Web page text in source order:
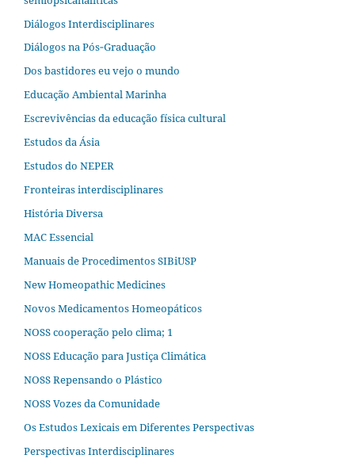
Diálogos Interdisciplinares
Diálogos na Pós‐Graduação
Dos bastidores eu vejo o mundo
Educação Ambiental Marinha
Escrevivências da educação física cultural
Estudos da Ásia​
Estudos do NEPER
Fronteiras interdisciplinares
História Diversa
MAC Essencial
Manuais de Procedimentos SIBiUSP
New Homeopathic Medicines
Novos Medicamentos Homeopáticos
NOSS cooperação pelo clima; 1
NOSS Educação para Justiça Climática
NOSS Repensando o Plástico
NOSS Vozes da Comunidade
Os Estudos Lexicais em Diferentes Perspectivas
Perspectivas Interdisciplinares